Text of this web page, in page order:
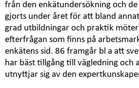
från den enkätundersökning och
gjorts under året för att bland
grad utbildningar och praktik
efterfrågan som finns på
enkätens sid. 86 framgår bl a att
har bäst tillgång till vägledning och
utnyttjar sig av den